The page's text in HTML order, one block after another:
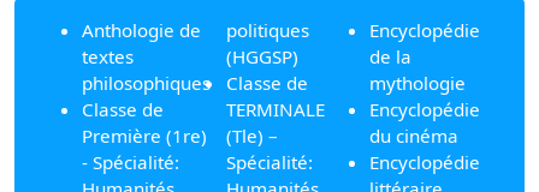
Anthologie de
textes
philosophiques
Classe de
Première (1re)
- Spécialité:
politiques
(HGGSP)
Classe de
TERMINALE
(Tle) –
Spécialité:
Encyclopédie
de la
mythologie
Encyclopédie
du cinéma
Encyclopédie